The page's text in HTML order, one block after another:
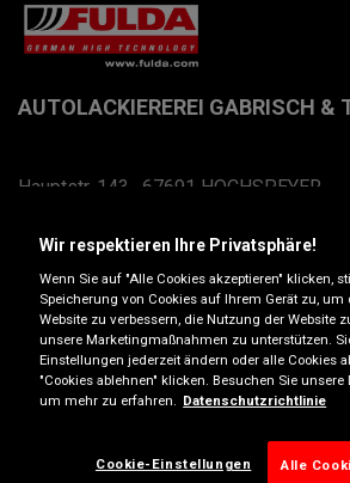
AUTOLACKIEREREI GABRISCH &
Hauptstr. 143 , 67691 HOCHSPEYER
Anfahrtsbeschreibung
Telefonnummer anzeigen
gabrisch-tews@freenet.de
Besuchen Sie die Website des Händlers
Öffnungszeiten
Wir respektieren Ihre Privatsphäre!
Wenn Sie auf "Alle Cookies akzeptieren" klicken,
Speicherung von Cookies auf Ihrem Gerät zu,
Website zu verbessern, die Nutzung der Website
unsere Marketingmaßnahmen zu unterstützen.
Einstellungen jederzeit ändern oder alle Cookies
"Cookies ablehnen" klicken. Besuchen Sie
um mehr zu erfahren. Datenschutzrichtlinie
Cookie-Einstellungen Alle